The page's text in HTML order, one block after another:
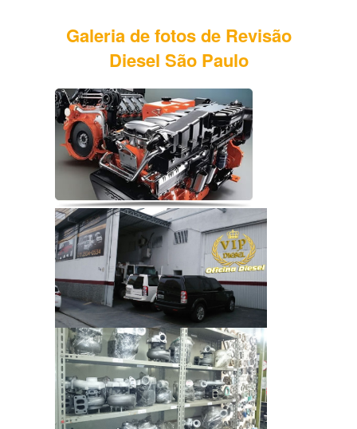
Galeria de fotos de Revisão
Diesel São Paulo